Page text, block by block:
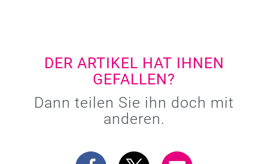
DER ARTIKEL HAT IHNEN
GEFALLEN?
Dann teilen Sie ihn doch mit
anderen.